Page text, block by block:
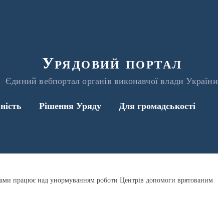
Урядовий портал
Єдиний вебпортал органів виконавчої влади України
Рішення Уряду Для громадськості
працює над унормуванням роботи Центрів допомоги врятованим